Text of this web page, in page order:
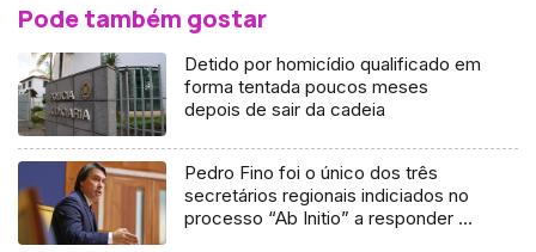
Pode também gostar
Detido por homicídio qualificado em
forma tentada poucos meses
depois de sair da cadeia
Pedro Fino foi o único dos três
secretários regionais indiciados no
processo “Ab Initio” a responder à